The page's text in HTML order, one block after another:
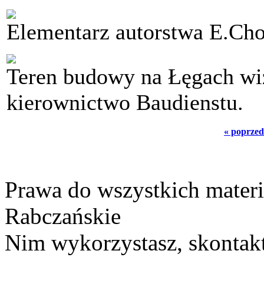
Elementarz autorstwa
Teren budowy na Łęgach
kierownictwo Baudienstu.
«
Prawa do wszystkich
Rabczańskie
Nim wykorzystasz,